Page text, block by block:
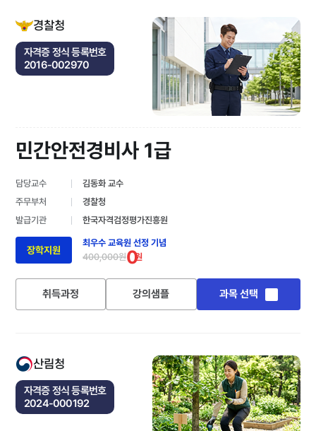
경찰청
자격증 정식 등록번호
2016-002970
민간안전경비사 1급
담당교수
김동화 교수
주무부처
경찰청
발급기관
한국자격검정평가진흥원
장학지원
최우수 교육원 선정 기념
400,000원0원
취득과정 강의샘플 과목 선택
산림청
자격증 정식 등록번호
2024-000192